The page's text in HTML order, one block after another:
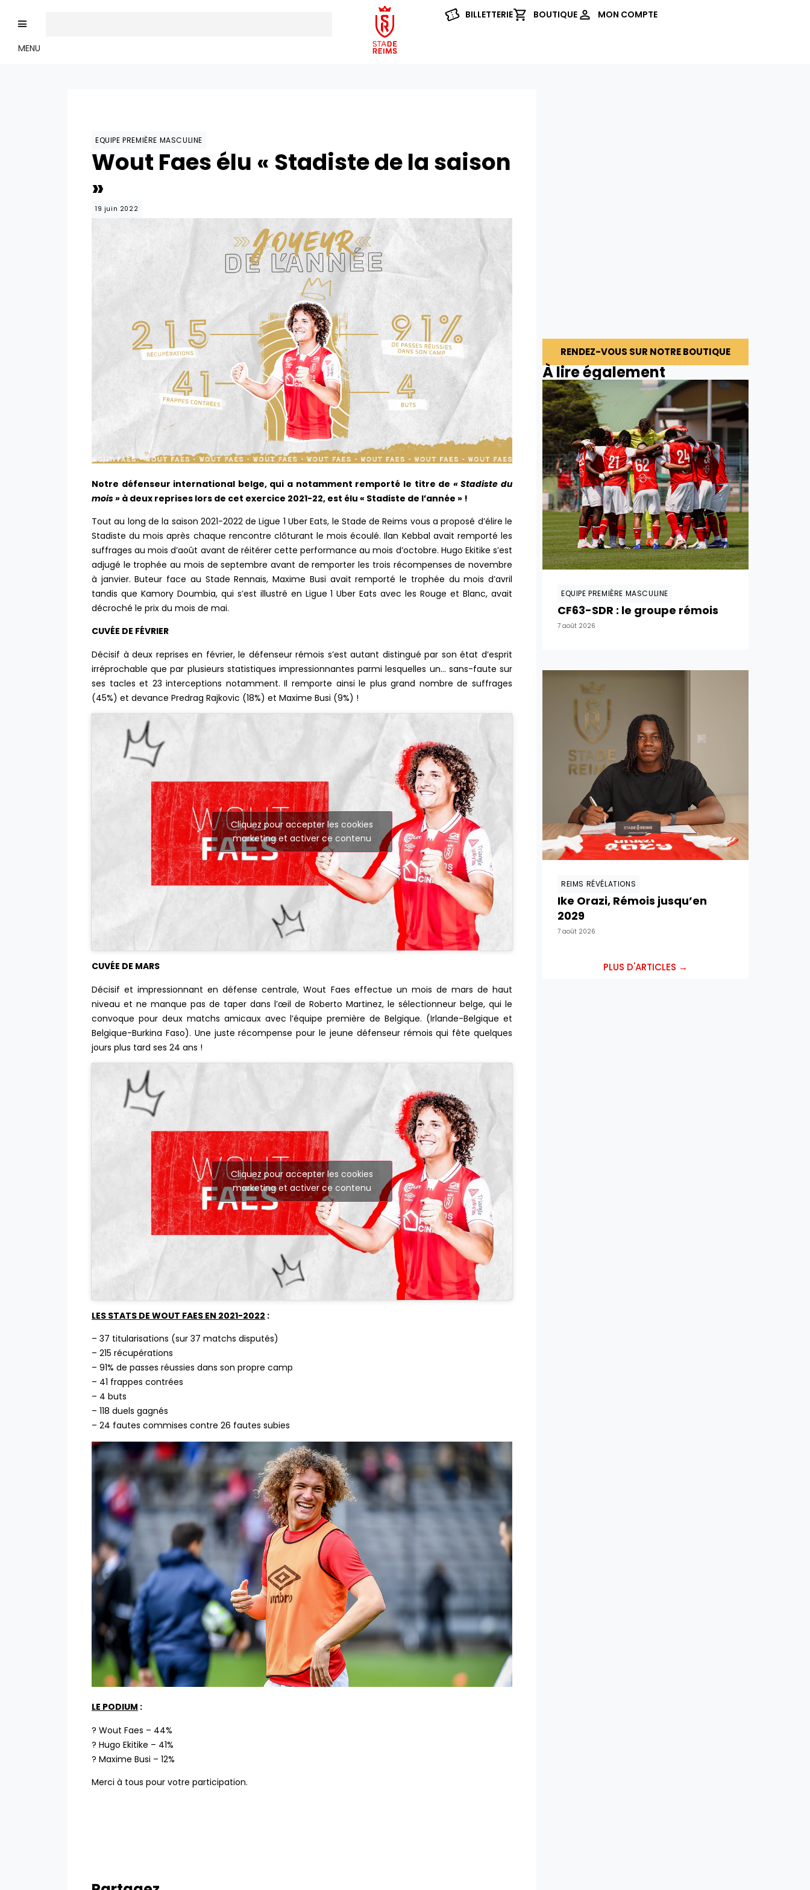
MENU
BILLETTERIE BOUTIQUE MON COMPTE
EQUIPE PREMIÈRE MASCULINE
Wout Faes élu « Stadiste de la saison
»
19 juin 2022
Notre défenseur international belge, qui a notamment remporté le titre de « Stadiste du
mois » à deux reprises lors de cet exercice 2021-22, est élu « Stadiste de l’année » !
Tout au long de la saison 2021-2022 de Ligue 1 Uber Eats, le Stade de Reims vous a proposé d’élire le
Stadiste du mois après chaque rencontre clôturant le mois écoulé. Ilan Kebbal avait remporté les
suffrages au mois d’août avant de réitérer cette performance au mois d’octobre. Hugo Ekitike s’est
adjugé le trophée au mois de septembre avant de remporter les trois récompenses de novembre
à janvier. Buteur face au Stade Rennais, Maxime Busi avait remporté le trophée du mois d’avril
tandis que Kamory Doumbia, qui s’est illustré en Ligue 1 Uber Eats avec les Rouge et Blanc, avait
décroché le prix du mois de mai.
CUVÉE DE FÉVRIER
Décisif à deux reprises en février, le défenseur rémois s’est autant distingué par son état d’esprit
irréprochable que par plusieurs statistiques impressionnantes parmi lesquelles un… sans-faute sur
ses tacles et 23 interceptions notamment. Il remporte ainsi le plus grand nombre de suffrages
(45%) et devance Predrag Rajkovic (18%) et Maxime Busi (9%) !
Cliquez pour accepter les cookies
marketing et activer ce contenu
CUVÉE DE MARS
Décisif et impressionnant en défense centrale, Wout Faes effectue un mois de mars de haut
niveau et ne manque pas de taper dans l’œil de Roberto Martinez, le sélectionneur belge, qui le
convoque pour deux matchs amicaux avec l’équipe première de Belgique. (Irlande-Belgique et
Belgique-Burkina Faso). Une juste récompense pour le jeune défenseur rémois qui fête quelques
jours plus tard ses 24 ans !
Cliquez pour accepter les cookies
marketing et activer ce contenu
LES STATS DE WOUT FAES EN 2021-2022 :
– 37 titularisations (sur 37 matchs disputés)
– 215 récupérations
– 91% de passes réussies dans son propre camp
– 41 frappes contrées
– 4 buts
– 118 duels gagnés
– 24 fautes commises contre 26 fautes subies
LE PODIUM :
? Wout Faes – 44%
? Hugo Ekitike – 41%
? Maxime Busi – 12%
Merci à tous pour votre participation.
RENDEZ-VOUS SUR NOTRE BOUTIQUE
À lire également
EQUIPE PREMIÈRE MASCULINE
CF63-SDR : le groupe rémois
7 août 2026
REIMS RÉVÉLATIONS
Ike Orazi, Rémois jusqu’en
2029
7 août 2026
PLUS D'ARTICLES →